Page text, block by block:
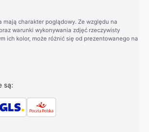
mają charakter poglądowy. Ze względu na
warunki wykonywania zdjęć rzeczywisty
ich kolor, może różnić się od prezentowanego na
są: